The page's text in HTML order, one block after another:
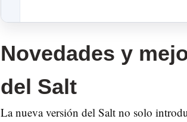
Novedades y
del Salt
La nueva versión del Salt no solo